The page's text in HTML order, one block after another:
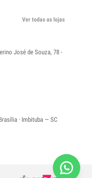
Ver todas as lojas
José de Souza, 78 -
· Imbituba — SC